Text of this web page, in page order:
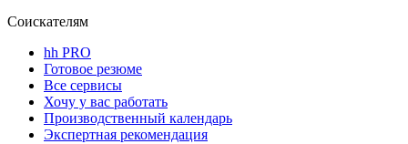
Соискателям
hh PRO
Готовое резюме
Все сервисы
Хочу у вас работать
Производственный календарь
Экспертная рекомендация